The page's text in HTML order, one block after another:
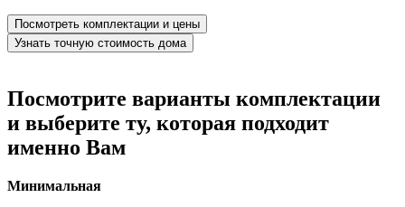
Посмотреть комплектации и цены
Узнать точную стоимость дома
Посмотрите варианты комплектации
и выберите ту, которая подходит
именно Вам
Минимальная